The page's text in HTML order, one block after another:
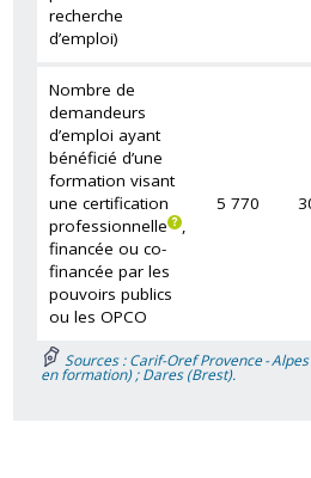
recherche
d’emploi)
Nombre de
demandeurs
d’emploi ayant
bénéficié d’une
formation visant
une certification
professionnelle
,
financée ou co-
financée par les
pouvoirs publics
ou les OPCO
5 770
Sources : Carif-Oref Provence -
en formation) ; Dares (Brest).